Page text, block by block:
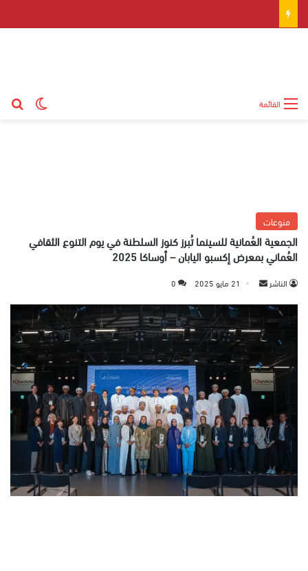
القائمة
منوعات
الجمعية العُمانية للسينما تُبرز كنوز السلطنة في يوم التنوع الثقافي
العُماني بمعرض إكسبو اليابان – أوساكا 2025
الناشر
ل
ر
ي
إ
ل
ت
ر
21 مايو 2025 0